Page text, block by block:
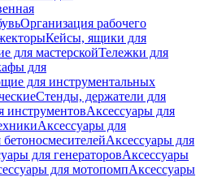
Организация рабочего
Кейсы, ящики для
для мастерскойТележки для
для
для инструментальных
Стенды, держатели для
инструментовАксессуары для
Аксессуары для
Аксессуары для
для генераторовАксессуары
для мотопомпАксессуары